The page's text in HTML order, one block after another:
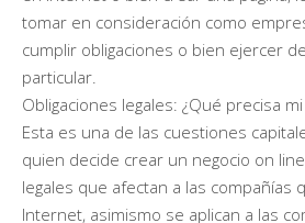
tomar en consideración como
cumplir obligaciones o bien ejercer
particular.
Obligaciones legales: ¿Qué precisa
Esta es una de las cuestiones
quien decide crear un negocio on
legales que afectan a las compañías
Internet, asimismo se aplican a las